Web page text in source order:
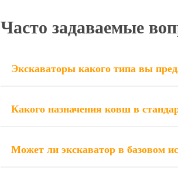
Часто задаваемые
Экскаваторы какого типа вы
Какого назначения ковш в
Может ли экскаватор в базовом